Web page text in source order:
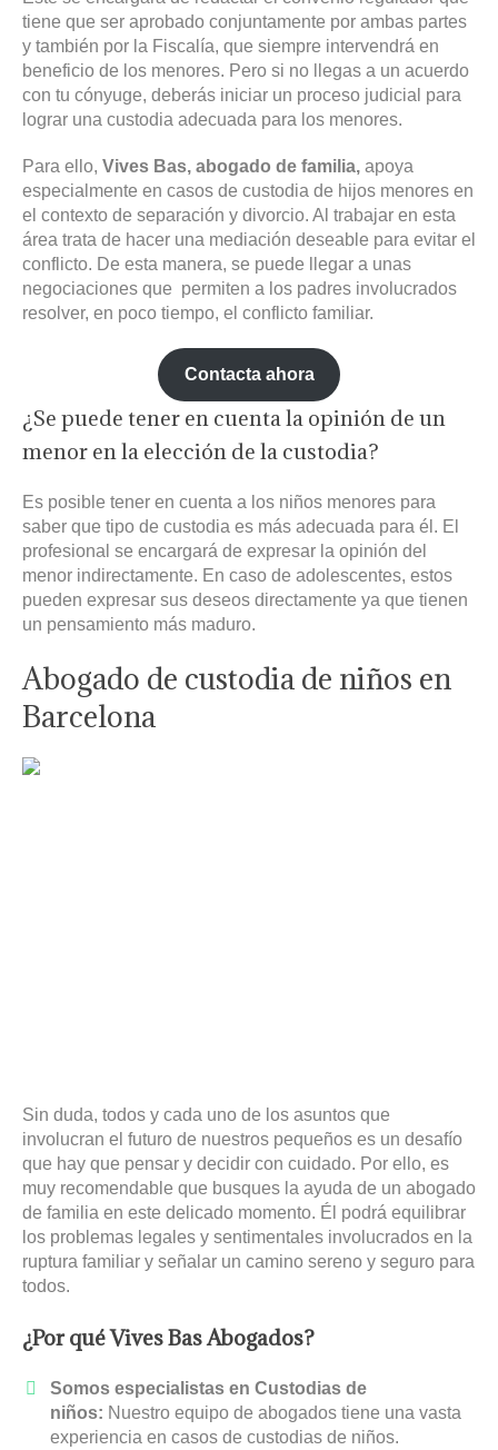
tiene que ser aprobado conjuntamente por ambas partes
y también por la Fiscalía, que siempre intervendrá en
beneficio de los menores. Pero si no llegas a un acuerdo
con tu cónyuge, deberás iniciar un proceso judicial para
lograr una custodia adecuada para los menores.
Para ello, Vives Bas, abogado de familia, apoya
especialmente en casos de custodia de hijos menores en
el contexto de separación y divorcio. Al trabajar en esta
área trata de hacer una mediación deseable para evitar el
conflicto. De esta manera, se puede llegar a unas
negociaciones que permiten a los padres involucrados
resolver, en poco tiempo, el conflicto familiar.
Contacta ahora
¿Se puede tener en cuenta la opinión de un
menor en la elección de la custodia?
Es posible tener en cuenta a los niños menores para
saber que tipo de custodia es más adecuada para él. El
profesional se encargará de expresar la opinión del
menor indirectamente. En caso de adolescentes, estos
pueden expresar sus deseos directamente ya que tienen
un pensamiento más maduro.
Abogado de custodia de niños en
Barcelona
Sin duda, todos y cada uno de los asuntos que
involucran el futuro de nuestros pequeños es un desafío
que hay que pensar y decidir con cuidado. Por ello, es
muy recomendable que busques la ayuda de un abogado
de familia en este delicado momento. Él podrá equilibrar
los problemas legales y sentimentales involucrados en la
ruptura familiar y señalar un camino sereno y seguro para
todos.
¿Por qué Vives Bas Abogados?
Somos especialistas en Custodias de
niños: Nuestro equipo de abogados tiene una vasta
experiencia en casos de custodias de niños.